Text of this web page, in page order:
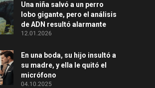
Una niña salvó a un perro
lobo gigante, pero el análisis
de ADN resultó alarmante
12.01.2026
En una boda, su hijo insultó a
su madre, y ella le quitó el
micrófono
04.10.2025